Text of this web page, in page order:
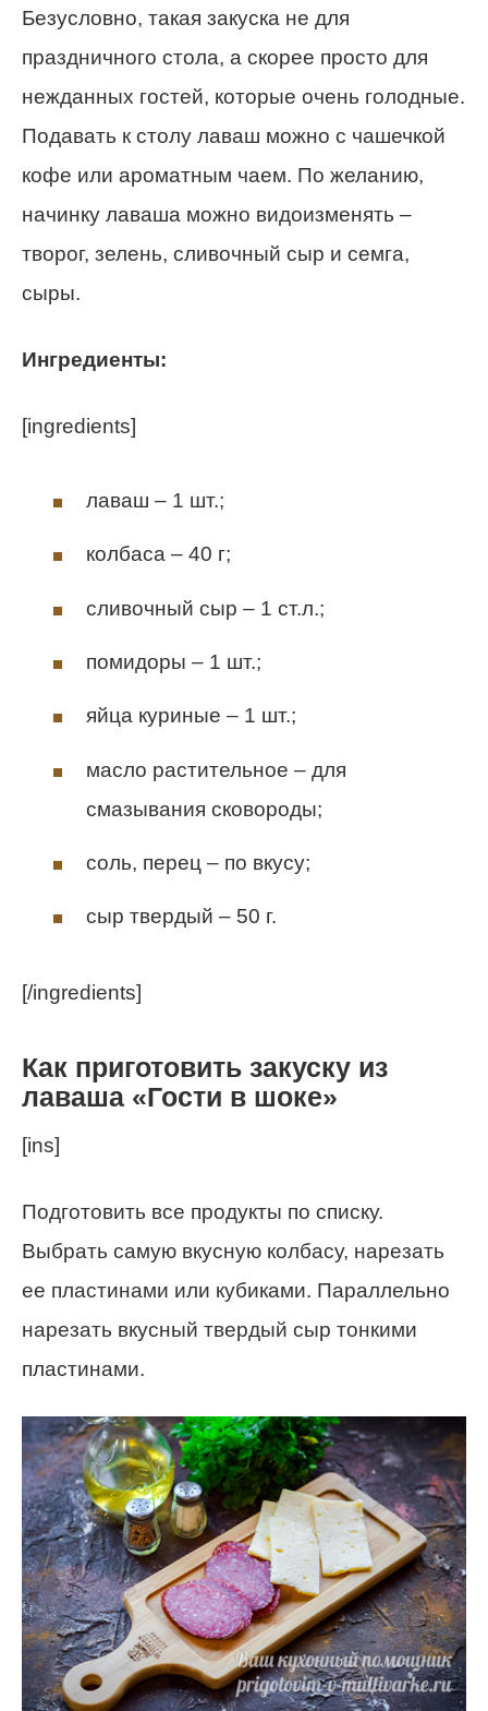
Безусловно, такая закуска не для
праздничного стола, а скорее просто для
нежданных гостей, которые очень голодные.
Подавать к столу лаваш можно с чашечкой
кофе или ароматным чаем. По желанию,
начинку лаваша можно видоизменять –
творог, зелень, сливочный сыр и семга,
сыры.
Ингредиенты:
[ingredients]
лаваш – 1 шт.;
колбаса – 40 г;
сливочный сыр – 1 ст.л.;
помидоры – 1 шт.;
яйца куриные – 1 шт.;
масло растительное – для
смазывания сковороды;
соль, перец – по вкусу;
сыр твердый – 50 г.
[/ingredients]
Как приготовить закуску из
лаваша «Гости в шоке»
[ins]
Подготовить все продукты по списку.
Выбрать самую вкусную колбасу, нарезать
ее пластинами или кубиками. Параллельно
нарезать вкусный твердый сыр тонкими
пластинами.